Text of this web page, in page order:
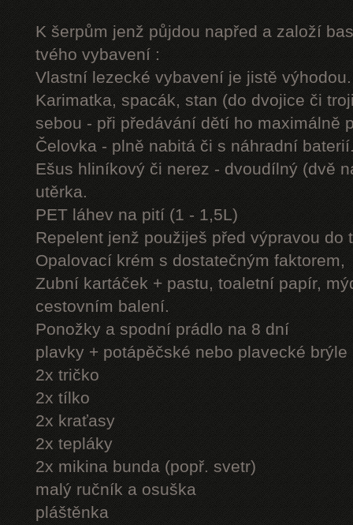
K šerpům jenž půjdou napřed a založí
tvého vybavení :
Vlastní lezecké vybavení je jistě výhodou.
Karimatka, spacák, stan (do dvojice či
sebou - při předávání dětí ho maximálně
Čelovka - plně nabitá či s náhradní
Ešus hliníkový či nerez - dvoudílný (dvě
utěrka.
PET láhev na pití (1 - 1,5L)
Repelent jenž použiješ před výpravou do
Opalovací krém s dostatečným faktorem,
Zubní kartáček + pastu, toaletní papír,
cestovním balení.
Ponožky a spodní prádlo na 8 dní
plavky + potápěčské nebo plavecké brýle
2x tričko
2x tílko
2x kraťasy
2x tepláky
2x mikina bunda (popř. svetr)
malý ručník a osuška
pláštěnka